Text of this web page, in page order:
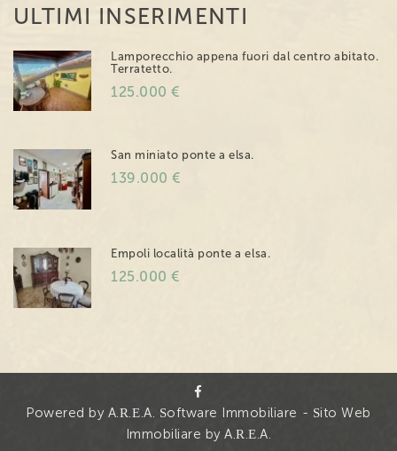
ULTIMI INSERIMENTI
Lamporecchio appena fuori dal centro abitato.
Terratetto.
125.000 €
San miniato ponte a elsa.
139.000 €
Empoli località ponte a elsa.
125.000 €
Powered by A.R.E.A. Software Immobiliare - Sito Web
Immobiliare by A.R.E.A.